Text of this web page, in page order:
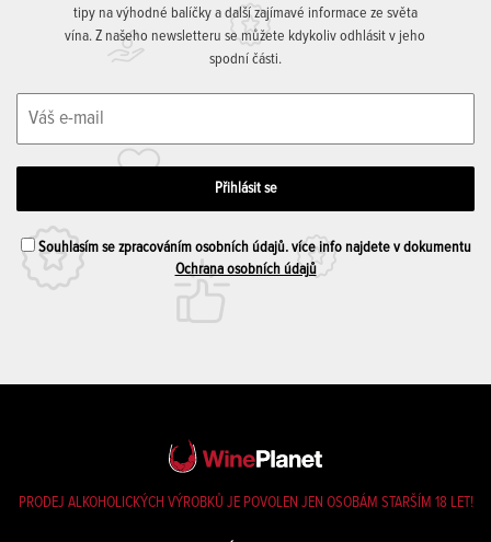
tipy na výhodné balíčky a další zajímavé informace ze světa
vína. Z našeho newsletteru se můžete kdykoliv odhlásit v jeho
spodní části.
Souhlasím se zpracováním osobních údajů. více info najdete v dokumentu
Ochrana osobních údajů
PRODEJ ALKOHOLICKÝCH VÝROBKŮ JE POVOLEN JEN OSOBÁM STARŠÍM 18 LET!